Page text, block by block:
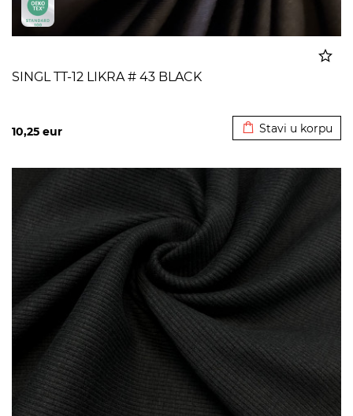
SINGL TT-12 LIKRA # 43 BLACK
10,25 eur Stavi u korpu